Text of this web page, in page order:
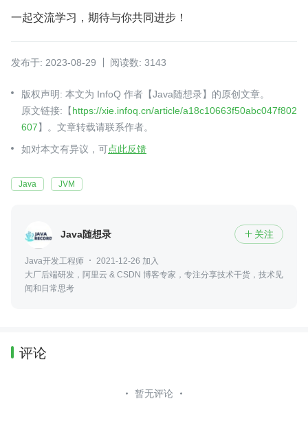
一起交流学习，期待与你共同进步！
发布于: 2023-08-29 阅读数: 3143
版权声明: 本文为 InfoQ 作者【Java随想录】的原创文章。
原文链接:【https://xie.infoq.cn/article/a18c10663f50abc047f802
607】。文章转载请联系作者。
如对本文有异议，可点此反馈
Java JVM
Java随想录  关注
Java开发工程师
2021-12-26 加入
大厂后端研发，阿里云 & CSDN 博客专家，专注分享技术干货，技术见
闻和日常思考
评论
暂无评论